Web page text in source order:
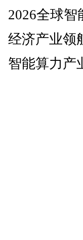
2026全球智
经济产业领
智能算力产